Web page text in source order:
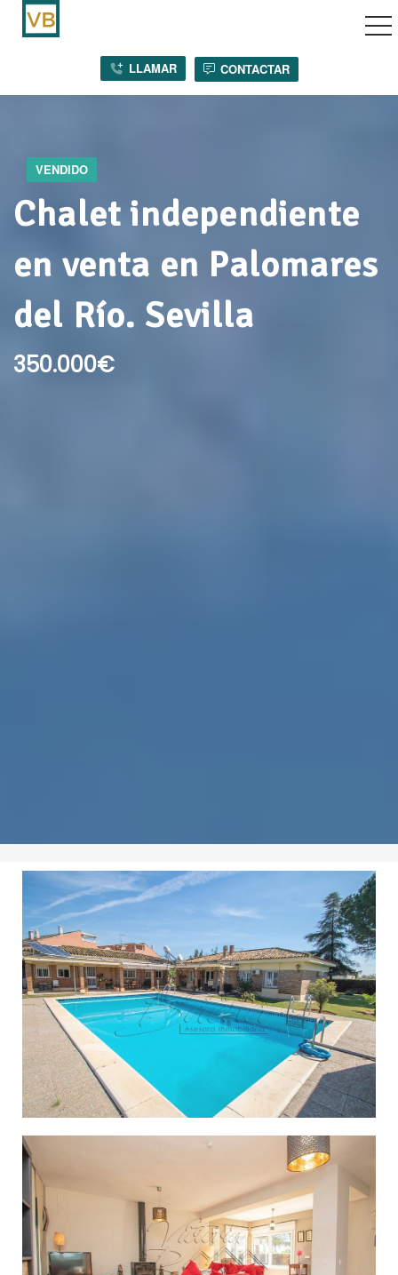
por palanca
LLAMAR CONTACTAR
VENDIDO
Chalet independiente
en venta en Palomares
del Río. Sevilla
350.000€